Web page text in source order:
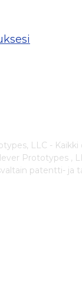
LLC -
Prototypes ,
patentti- ja